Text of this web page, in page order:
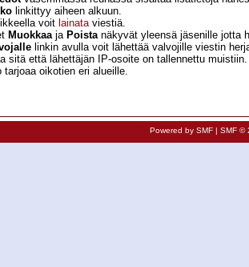
linkittyy aiheen alkuun.
voit lainataviestiä.
Muokkaaja Poistanäkyvät yleensä jäsenille jotta
linkin avulla voit lähettää valvojille viestin
sitä että lähettäjän IP-osoite on tallennettu
oikotien eri alueille.
Powered by SMF| SMF ©